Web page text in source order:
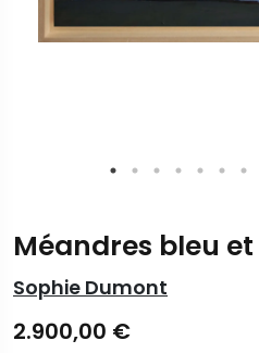
Méandres bleu
Sophie Dumont
2.900,00 €